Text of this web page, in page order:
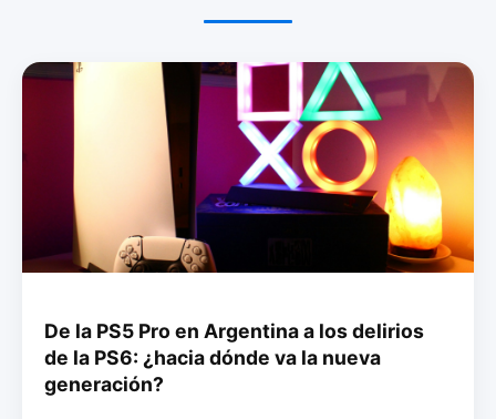
De la PS5 Pro en Argentina a los delirios
de la PS6: ¿hacia dónde va la nueva
generación?